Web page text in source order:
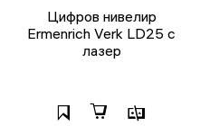
Цифров нивелир
Ermenrich Verk LD25 с
лазер